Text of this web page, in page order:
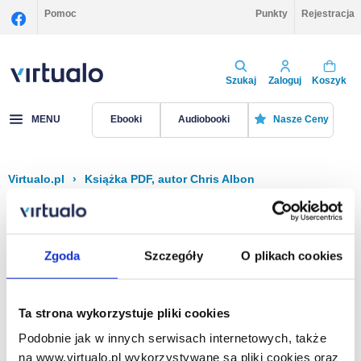
Zgoda Szczegóły O plikach cookies
Ta strona wykorzystuje pliki cookies
Podobnie jak w innych serwisach internetowych, także
na www.virtualo.pl wykorzystywane są pliki cookies oraz
Pomoc Punkty Rejestracja
Szukaj Zaloguj Koszyk
MENU Ebooki Audiobooki Nasze Ceny
Virtualo.pl › Książka PDF, autor Chris Albon
Filtruj Sortuj
Na stronie